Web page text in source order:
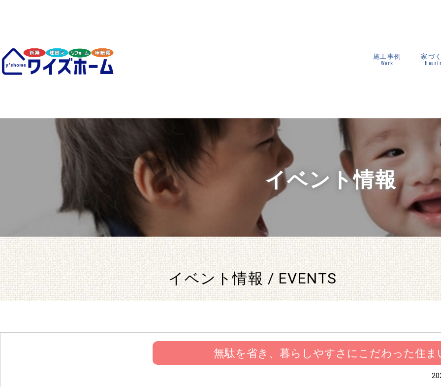
施工事例
Work
家づ
イベント情報
イベント情報 / EVENTS
無駄を省き、暮らしやすさにこだわった住ま